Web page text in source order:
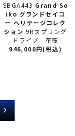
SBGA443 Grand Se
iko グランドセイコ
ー ヘリテージコレク
ション 9Rスプリング
ドライブ 花筏
946,000円(税込)